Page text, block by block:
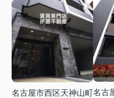
名古屋市西区天神山町名古